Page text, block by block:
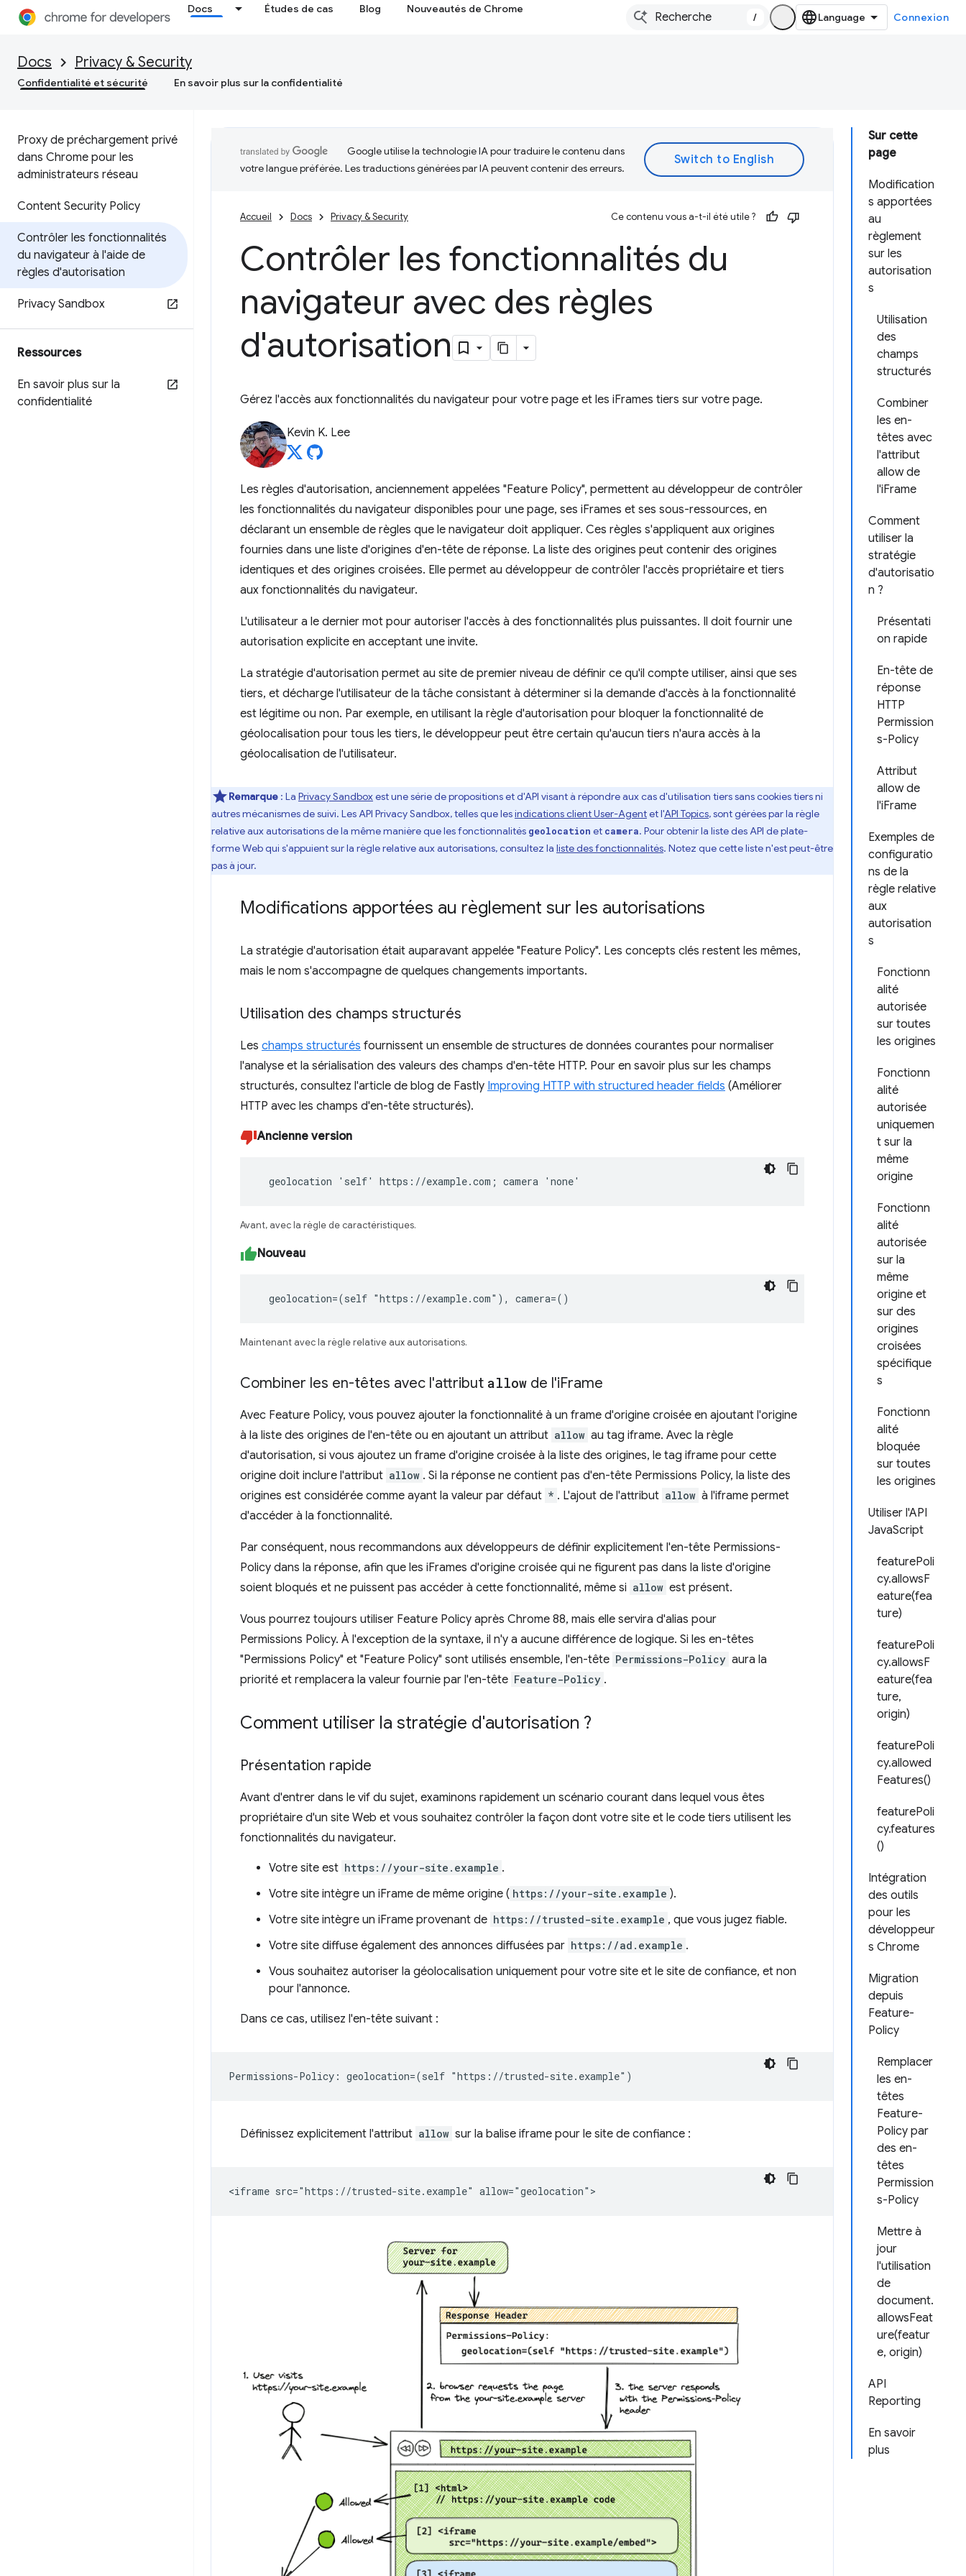
Docs Études de cas Blog Nouveautés de Chrome
/ Connexion
Docs Privacy & Security
Confidentialité et sécurité En savoir plus sur la confidentialité
Proxy de préchargement privé
dans Chrome pour les
administrateurs réseau
Content Security Policy
Contrôler les fonctionnalités
du navigateur à l'aide de
règles d'autorisation
Privacy Sandbox
Ressources
En savoir plus sur la
confidentialité
Sur cette
page
Modification
s apportées
au
règlement
sur les
autorisation
s
Utilisation
des
champs
structurés
Combiner
les en-
têtes avec
l'attribut
allow de
l'iFrame
Comment
utiliser la
stratégie
d'autorisatio
n ?
Présentati
on rapide
En-tête de
réponse
HTTP
Permission
s-Policy
Attribut
allow de
l'iFrame
Exemples de
configuratio
ns de la
règle relative
aux
autorisation
s
Fonctionn
alité
autorisée
sur toutes
les origines
Fonctionn
alité
autorisée
uniquemen
t sur la
même
origine
Fonctionn
alité
autorisée
sur la
même
origine et
sur des
origines
croisées
spécifique
s
Fonctionn
alité
bloquée
sur toutes
les origines
Utiliser l'API
JavaScript
featurePoli
cy.allowsF
eature(fea
ture)
featurePoli
cy.allowsF
eature(fea
ture,
origin)
featurePoli
cy.allowed
Features()
featurePoli
cy.features
()
Intégration
des outils
pour les
développeur
s Chrome
Migration
depuis
Feature-
Policy
Remplacer
les en-
têtes
Feature-
Policy par
des en-
têtes
Permission
s-Policy
Mettre à
jour
l'utilisation
de
document.
allowsFeat
ure(featur
e, origin)
API
Reporting
En savoir
plus
Google utilise la technologie IA pour traduire le contenu dans
votre langue préférée. Les traductions générées par IA peuvent contenir des erreurs.
Accueil Docs Privacy & Security Ce contenu vous a-t-il été utile ?
Contrôler les fonctionnalités du
navigateur avec des règles
d'autorisation
Gérez l'accès aux fonctionnalités du navigateur pour votre page et les iFrames tiers sur votre page.
Kevin K. Lee
Les règles d'autorisation, anciennement appelées "Feature Policy", permettent au développeur de contrôler
les fonctionnalités du navigateur disponibles pour une page, ses iFrames et ses sous-ressources, en
déclarant un ensemble de règles que le navigateur doit appliquer. Ces règles s'appliquent aux origines
fournies dans une liste d'origines d'en-tête de réponse. La liste des origines peut contenir des origines
identiques et des origines croisées. Elle permet au développeur de contrôler l'accès propriétaire et tiers
aux fonctionnalités du navigateur.
L'utilisateur a le dernier mot pour autoriser l'accès à des fonctionnalités plus puissantes. Il doit fournir une
autorisation explicite en acceptant une invite.
La stratégie d'autorisation permet au site de premier niveau de définir ce qu'il compte utiliser, ainsi que ses
tiers, et décharge l'utilisateur de la tâche consistant à déterminer si la demande d'accès à la fonctionnalité
est légitime ou non. Par exemple, en utilisant la règle d'autorisation pour bloquer la fonctionnalité de
géolocalisation pour tous les tiers, le développeur peut être certain qu'aucun tiers n'aura accès à la
géolocalisation de l'utilisateur.
Remarque : La Privacy Sandboxest une série de propositions et d'API visant à répondre aux cas d'utilisation tiers sans cookies tiers ni
autres mécanismes de suivi. Les API Privacy Sandbox, telles que lesindications client User-Agentet l'API Topics, sont gérées par la règle
relative aux autorisations de la même manière que les fonctionnalités geolocation et camera. Pour obtenir la liste des API de plate-
forme Web qui s'appuient sur la règle relative aux autorisations, consultez la liste des fonctionnalités. Notez que cette liste n'est peut-être
pas à jour.
Modifications apportées au règlement sur les autorisations
La stratégie d'autorisation était auparavant appelée "Feature Policy". Les concepts clés restent les mêmes,
mais le nom s'accompagne de quelques changements importants.
Utilisation des champs structurés
Les champs structurés fournissent un ensemble de structures de données courantes pour normaliser
l'analyse et la sérialisation des valeurs des champs d'en-tête HTTP. Pour en savoir plus sur les champs
structurés, consultez l'article de blog de Fastly Improving HTTP with structured header fields (Améliorer
HTTP avec les champs d'en-tête structurés).
Ancienne version
  geolocation 'self' https://example.com; camera 'none'
Avant, avec la règle de caractéristiques.
Nouveau
  geolocation=(self "https://example.com"), camera=()
Maintenant avec la règle relative aux autorisations.
Combiner les en-têtes avec l'attribut allow de l'iFrame
Avec Feature Policy, vous pouvez ajouter la fonctionnalité à un frame d'origine croisée en ajoutant l'origine
à la liste des origines de l'en-tête ou en ajoutant un attribut allow au tag iframe. Avec la règle
d'autorisation, si vous ajoutez un frame d'origine croisée à la liste des origines, le tag iframe pour cette
origine doit inclure l'attribut allow . Si la réponse ne contient pas d'en-tête Permissions Policy, la liste des
origines est considérée comme ayant la valeur par défaut * . L'ajout de l'attribut allow à l'iframe permet
d'accéder à la fonctionnalité.
Par conséquent, nous recommandons aux développeurs de définir explicitement l'en-tête Permissions-
Policy dans la réponse, afin que les iFrames d'origine croisée qui ne figurent pas dans la liste d'origine
soient bloqués et ne puissent pas accéder à cette fonctionnalité, même si allow est présent.
Vous pourrez toujours utiliser Feature Policy après Chrome 88, mais elle servira d'alias pour
Permissions Policy. À l'exception de la syntaxe, il n'y a aucune différence de logique. Si les en-têtes
"Permissions Policy" et "Feature Policy" sont utilisés ensemble, l'en-tête Permissions-Policy aura la
priorité et remplacera la valeur fournie par l'en-tête Feature-Policy .
Comment utiliser la stratégie d'autorisation ?
Présentation rapide
Avant d'entrer dans le vif du sujet, examinons rapidement un scénario courant dans lequel vous êtes
propriétaire d'un site Web et vous souhaitez contrôler la façon dont votre site et le code tiers utilisent les
fonctionnalités du navigateur.
Votre site est https://your-site.example .
Votre site intègre un iFrame de même origine ( https://your-site.example ).
Votre site intègre un iFrame provenant de https://trusted-site.example , que vous jugez fiable.
Votre site diffuse également des annonces diffusées par https://ad.example .
Vous souhaitez autoriser la géolocalisation uniquement pour votre site et le site de confiance, et non
pour l'annonce.
Dans ce cas, utilisez l'en-tête suivant :
Définissez explicitement l'attribut allow sur la balise iframe pour le site de confiance :